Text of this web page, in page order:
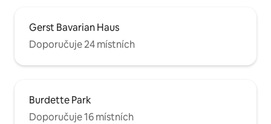
Gerst Bavarian Haus
Doporučuje 24 místních
Burdette Park
Doporučuje 16 místních